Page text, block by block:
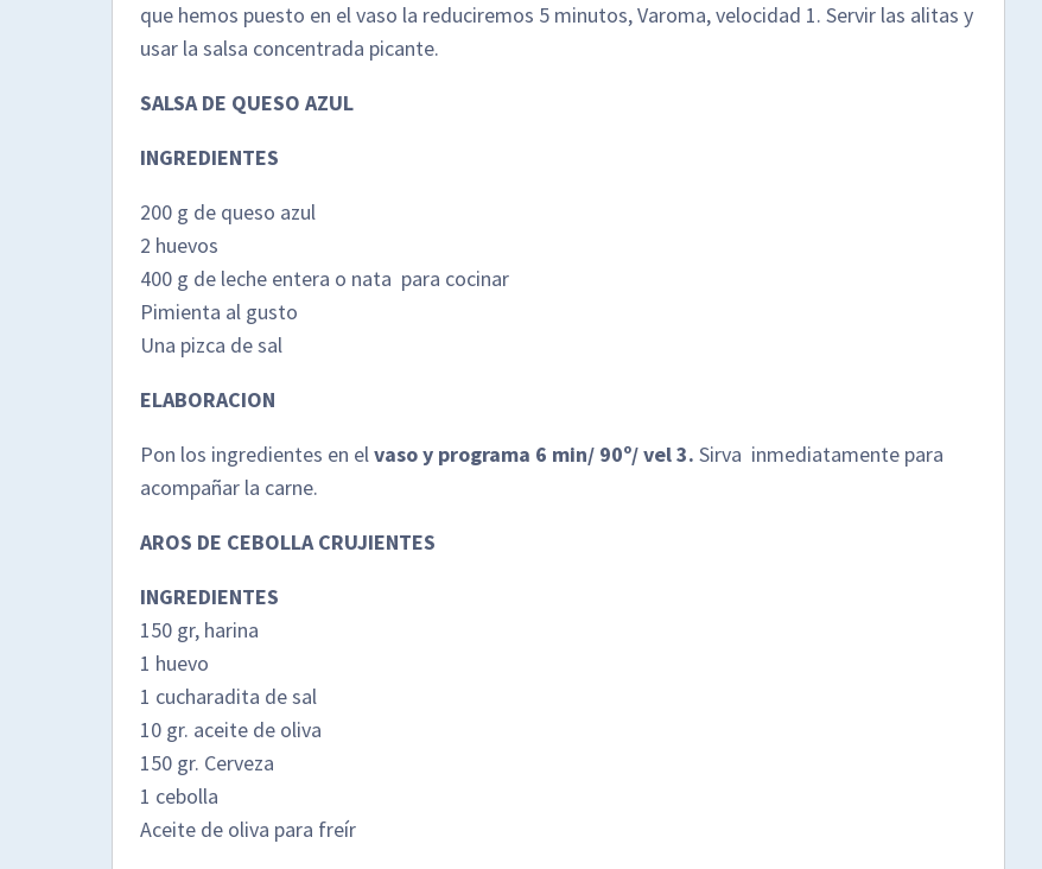
que hemos puesto en el vaso la reduciremos 5 minutos, Varoma, velocidad 1. Servir las alitas y
usar la salsa concentrada picante.
SALSA DE QUESO AZUL
INGREDIENTES
200 g de queso azul
2 huevos
400 g de leche entera o nata para cocinar
Pimienta al gusto
Una pizca de sal
ELABORACION
Pon los ingredientes en elvaso y programa 6 min/ 90º/ vel 3. Sirva inmediatamente para
acompañar la carne.
AROS DE CEBOLLA CRUJIENTES
INGREDIENTES
150 gr, harina
1 huevo
1 cucharadita de sal
10 gr. aceite de oliva
150 gr. Cerveza
1 cebolla
Aceite de oliva para freír